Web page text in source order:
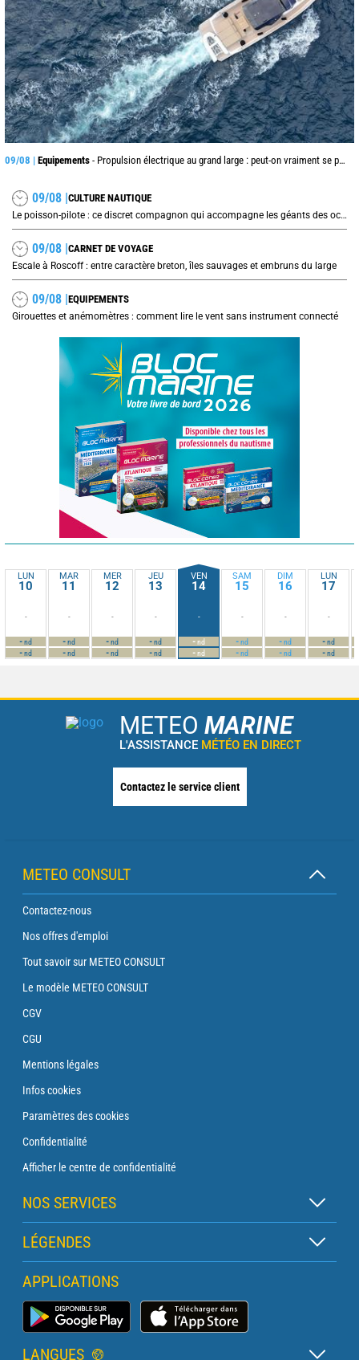
09/08 | Equipements - Propulsion électrique au grand large : peut-on vraiment se passer du diesel ?
09/08 |CULTURE NAUTIQUE
Le poisson-pilote : ce discret compagnon qui accompagne les géants des océans
09/08 |CARNET DE VOYAGE
Escale à Roscoff : entre caractère breton, îles sauvages et embruns du large
09/08 |EQUIPEMENTS
Girouettes et anémomètres : comment lire le vent sans instrument connecté
LUN
10
-
-nd
-nd
MAR
11
-
-nd
-nd
MER
12
-
-nd
-nd
JEU
13
-
-nd
-nd
VEN
14
-
-nd
-nd
SAM
15
-
-nd
-nd
DIM
16
-
-nd
-nd
LUN
17
-
-nd
-nd
METEO MARINE
L'ASSISTANCE MÉTÉO EN DIRECT
Contactez le service client
METEO CONSULT
Contactez-nous
Nos offres d'emploi
Tout savoir sur METEO CONSULT
Le modèle METEO CONSULT
CGV
CGU
Mentions légales
Infos cookies
Paramètres des cookies
Confidentialité
Afficher le centre de confidentialité
NOS SERVICES
Abonnement Zen
Abonnement Balise
Abonnement Traversée
Abonnement Phare
LÉGENDES
Légende des cartes
Légende des pictogrammes
Glossaire
APPLICATIONS
Application Météo Marine
LANGUES